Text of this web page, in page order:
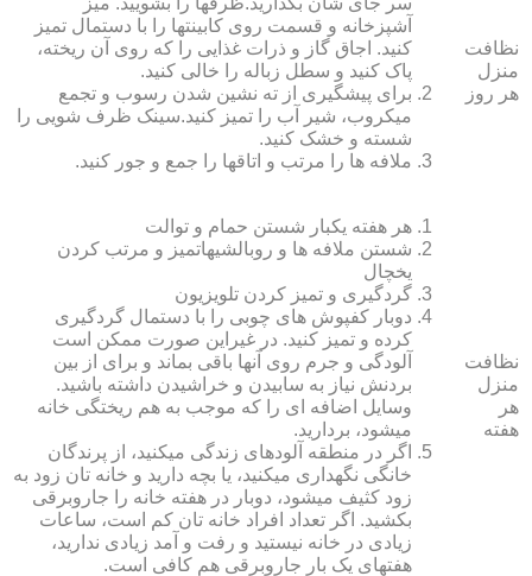
نظافت
منزل
هر روز
آشپزخانه و قسمت روی کابینت‏ها را با دستمال تمیز
کنید. اجاق گاز و ذرات غذایی را که روی آن ریخته،
پاک کنید و سطل زباله را خالی کنید.
برای پیشگیری از ته نشین شدن رسوب و تجمع
میکروب، شیر آب را تمیز کنید.سینک ظرف شویی را
شسته و خشک کنید.
ملافه‏ ها را مرتب و اتاق‏ها را جمع و جور کنید.
نظافت
منزل
هر
هفته
هر هفته یکبار شستن حمام و توالت
شستن ملافه‏ ها و روبالشی‎هاتمیز و مرتب کردن
یخچال
گردگیری و تمیز کردن تلویزیون
دوبار کفپوش‏ های چوبی را با دستمال گردگیری
کرده و تمیز کنید. در غیراین صورت ممکن است
آلودگی و جرم روی آنها باقی بماند و برای از بین
بردنش نیاز به سابیدن و خراشیدن داشته باشید.
وسایل اضافه ای را که موجب به هم ریختگی خانه
می‏شود، بردارید.
اگر در منطقه آلوده‏ای زندگی می‏کنید، از پرندگان
خانگی نگهداری می‏کنید، یا بچه دارید و خانه‏ تان زود به
زود کثیف می‏شود، دوبار در هفته خانه را جاروبرقی
بکشید. اگر تعداد افراد خانه ‏تان کم است، ساعات
زیادی در خانه نیستید و رفت و آمد زیادی ندارید،
هفته‏ای یک بار جاروبرقی هم کافی است.